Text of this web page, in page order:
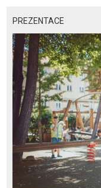
PREZENTACE